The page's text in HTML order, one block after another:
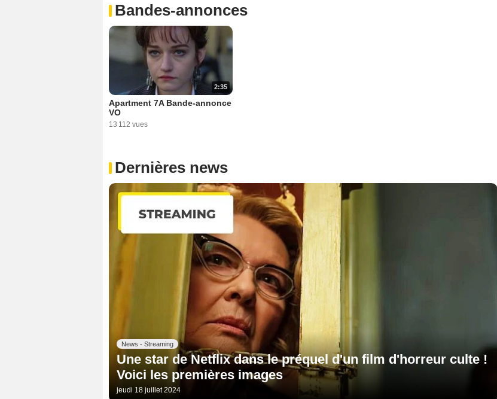
Bandes-annonces
2:35
Apartment 7A Bande-annonce
VO
13 112 vues
Dernières news
News - Streaming
Une star de Netflix dans le préquel d'un film d'horreur culte !
Voici les premières images
jeudi 18 juillet 2024